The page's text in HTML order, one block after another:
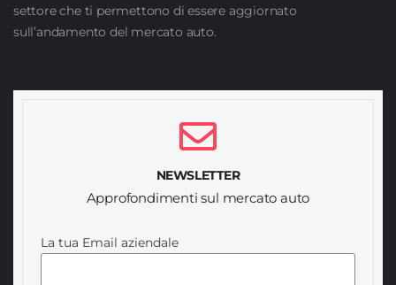
settore che ti permettono di essere aggiornato
sull’andamento del mercato auto.
NEWSLETTER
Approfondimenti sul mercato auto
La tua Email aziendale